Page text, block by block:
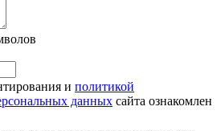
и политикой
данных сайта ознакомлен